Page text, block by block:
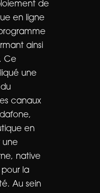
de
en ligne
ainsi
Ce
une
canaux
en
une
native
la
Au sein